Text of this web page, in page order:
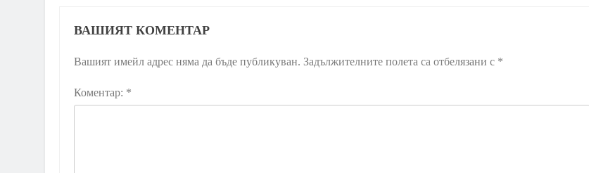
ВАШИЯТ КОМЕНТАР
Вашият имейл адрес няма да бъде публикуван. Задължителните полета са отбелязани с *
Коментар: *